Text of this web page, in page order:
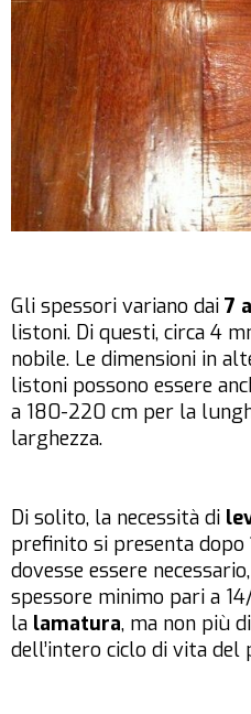
Gli spessori variano dai 7
listoni. Di questi, circa 4
nobile. Le dimensioni in
listoni possono essere
a 180-220 cm per la
larghezza.
Di solito, la necessità di
prefinito si presenta dopo
dovesse essere
spessore minimo pari a
la lamatura, ma non più di
dell’intero ciclo di vita